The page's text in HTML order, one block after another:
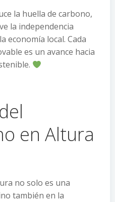
la huella de carbono,
la independencia
economía local. Cada
es un avance hacia
en Altura
no solo es una
también en la